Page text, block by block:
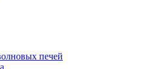
печей